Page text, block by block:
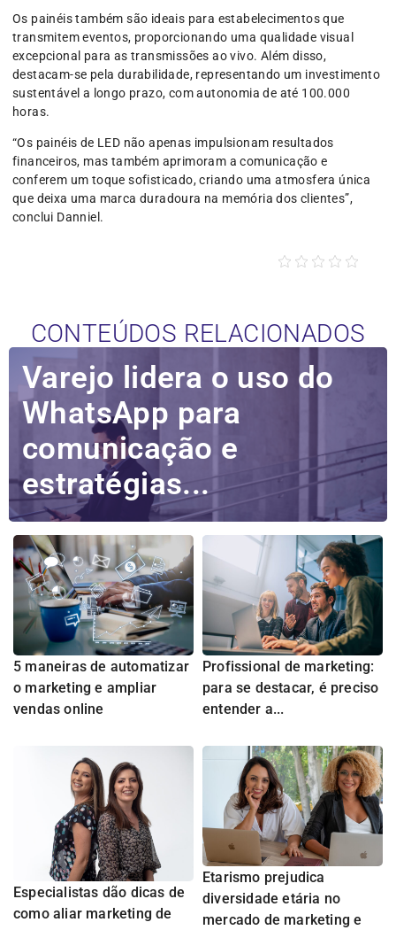
Os painéis também são ideais para estabelecimentos que
transmitem eventos, proporcionando uma qualidade visual
excepcional para as transmissões ao vivo. Além disso,
destacam-se pela durabilidade, representando um investimento
sustentável a longo prazo, com autonomia de até 100.000
horas.
“Os painéis de LED não apenas impulsionam resultados
financeiros, mas também aprimoram a comunicação e
conferem um toque sofisticado, criando uma atmosfera única
que deixa uma marca duradoura na memória dos clientes”,
conclui Danniel.
CONTEÚDOS RELACIONADOS
Varejo lidera o uso do
WhatsApp para
comunicação e
estratégias...
5 maneiras de automatizar
o marketing e ampliar
vendas online
Profissional de marketing:
para se destacar, é preciso
entender a...
Especialistas dão dicas de
como aliar marketing de
Etarismo prejudica
diversidade etária no
mercado de marketing e